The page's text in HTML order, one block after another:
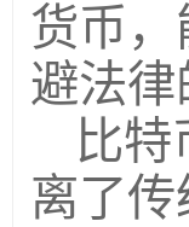
货币
避法律
比特
离了